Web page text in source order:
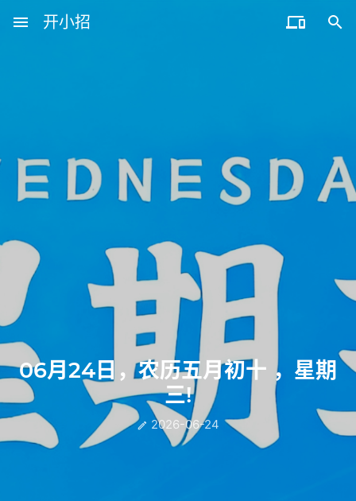
menu 开小招  
06月24日，农历五月初十 ，星期
三!
 2026-06-24
08月09日，农历六月廿七，星期日!
08月08日，农历六月廿六，星期六!
08月07日，农历六月廿五，星期五!